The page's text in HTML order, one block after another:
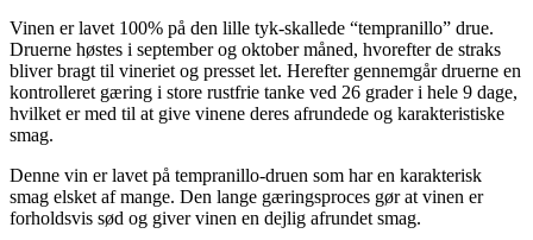
Vinen er lavet 100% på den lille tyk-skallede “tempranillo” drue.
Druerne høstes i september og oktober måned, hvorefter de straks
bliver bragt til vineriet og presset let. Herefter gennemgår druerne en
kontrolleret gæring i store rustfrie tanke ved 26 grader i hele 9 dage,
hvilket er med til at give vinene deres afrundede og karakteristiske
smag.
Denne vin er lavet på tempranillo-druen som har en karakterisk
smag elsket af mange. Den lange gæringsproces gør at vinen er
forholdsvis sød og giver vinen en dejlig afrundet smag.